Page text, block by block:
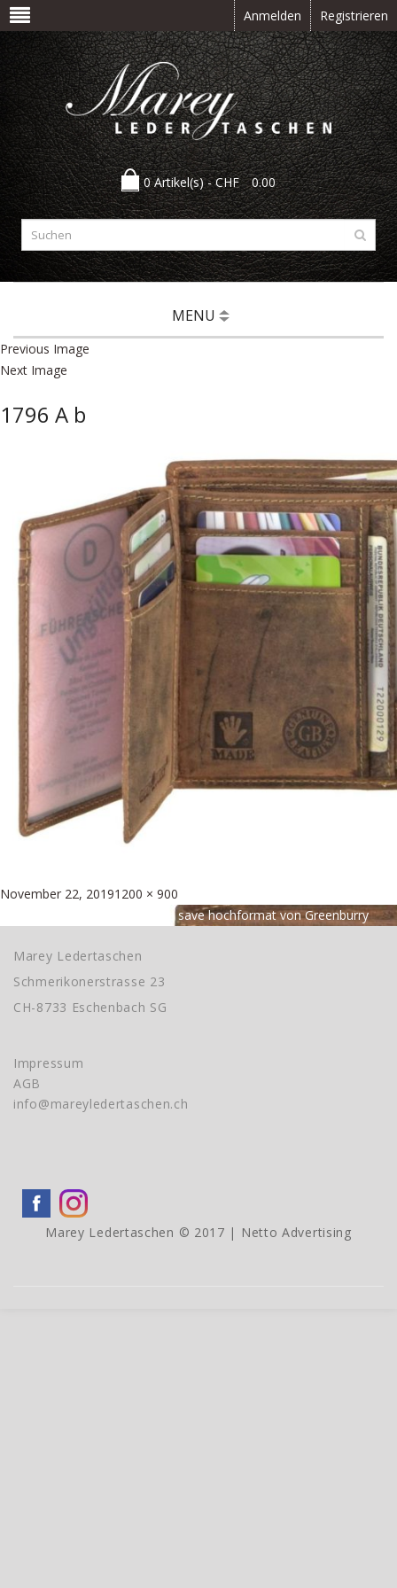
Anmelden Registrieren
0 Artikel(s) -CHF 0.00
MENU
Previous Image
Next Image
1796 A b
Posted
November 22, 2019Full
1200 × 900
Beitragsnavigation
Leder Kombibörse save hochformat von Greenburry
Marey Ledertaschen
Schmerikonerstrasse 23
CH-8733 Eschenbach SG
Impressum
AGB
info@mareyledertaschen.ch
Marey Ledertaschen © 2017 | Netto Advertising